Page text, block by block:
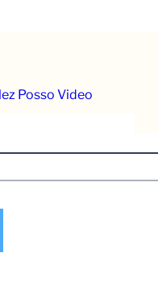
Posso Video